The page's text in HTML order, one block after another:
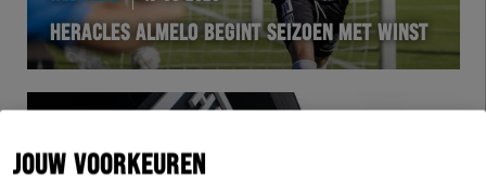
JOUW VOORKEUREN
HERACLES ALMELO BEGINT SEIZOEN MET WINST